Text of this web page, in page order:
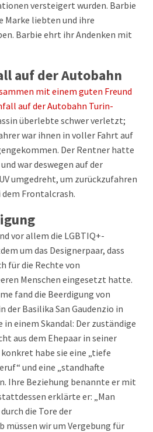
versteigert wurden. Barbie
Marke liebten und ihre
Barbie ehrt ihr Andenken mit
auf der Autobahn
mit einem guten Freund
auf der Autobahn Turin-
überlebte schwer verletzt;
war ihnen in voller Fahrt auf
Der Rentner hatte
war deswegen auf der
umgedreht, um zurückzufahren
Frontalcrash.
vor allem die LGBTIQ+-
um das Designerpaar, dass
für die Rechte von
Menschen eingesetzt hatte.
fand die Beerdigung von
der Basilika San Gaudenzio in
einem Skandal: Der zuständige
aus dem Ehepaar in seiner
habe sie eine „tiefe
und eine „standhafte
Ihre Beziehung benannte er mit
erklärte er: „Man
die Tore der
müssen wir um Vergebung für